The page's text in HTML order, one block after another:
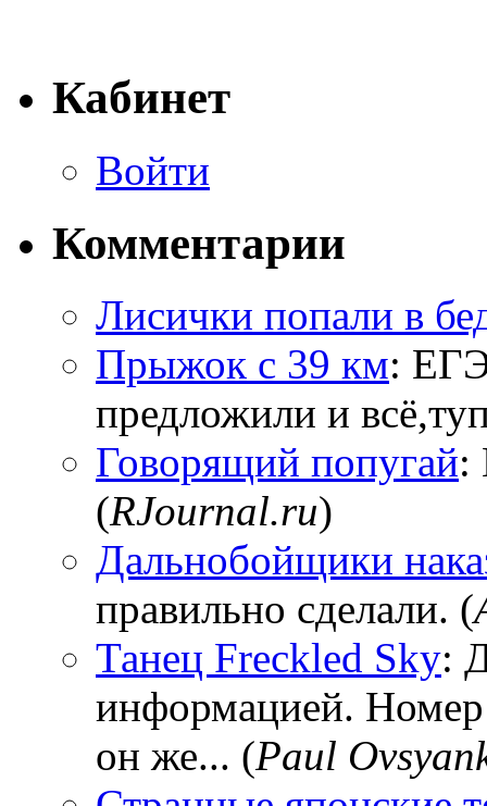
Кабинет
Войти
Комментарии
Лисички попали в
Прыжок с 39 км:
предложили и
Говорящий попугай:
(RJournal.ru)
Дальнобойщики
правильно сделали. (
Танец Freckled Sky:
информацией.
он же... (Paul